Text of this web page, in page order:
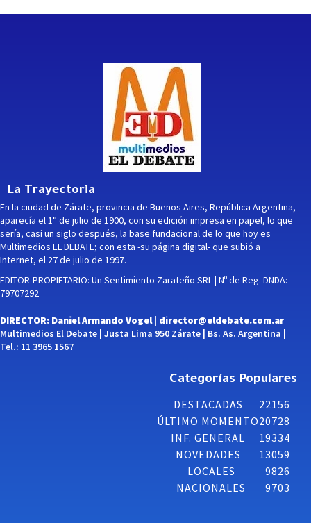
La Trayectoria
En la ciudad de Zárate, provincia de Buenos Aires, República Argentina,
aparecía el 1° de julio de 1900, con su edición impresa en papel, lo que
sería, casi un siglo después, la base fundacional de lo que hoy es
Multimedios EL DEBATE; con esta -su página digital- que subió a
Internet, el 27 de julio de 1997.
EDITOR-PROPIETARIO: Un Sentimiento Zarateño SRL | Nº de Reg. DNDA:
79707292
DIRECTOR: Daniel Armando Vogel | director@eldebate.com.ar
Multimedios El Debate | Justa Lima 950 Zárate | Bs. As. Argentina |
Tel.: 11 3965 1567
Categorías Populares
DESTACADAS
22156
ÚLTIMO MOMENTO20728
INF. GENERAL
19334
NOVEDADES
13059
LOCALES
9826
NACIONALES
9703